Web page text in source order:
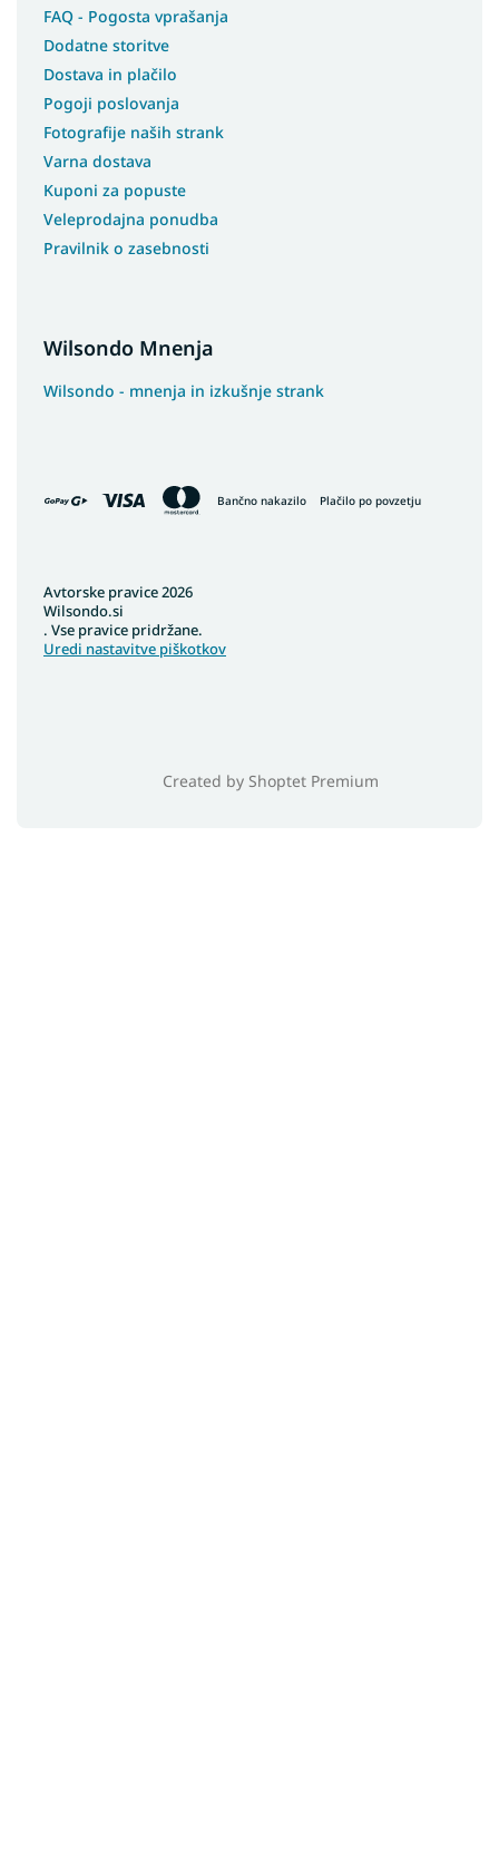
FAQ - Pogosta vprašanja
Dodatne storitve
Dostava in plačilo
Pogoji poslovanja
Fotografije naših strank
Varna dostava
Kuponi za popuste
Veleprodajna ponudba
Pravilnik o zasebnosti
Wilsondo Mnenja
Wilsondo - mnenja in izkušnje strank
Bančno nakazilo Plačilo po povzetju
Created by Shoptet Premium
Avtorske pravice 2026
Wilsondo.si
. Vse pravice pridržane.
Uredi nastavitve piškotkov